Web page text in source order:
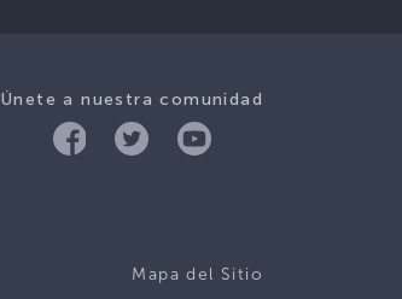
Únete a nuestra comunidad
Mapa del Sitio